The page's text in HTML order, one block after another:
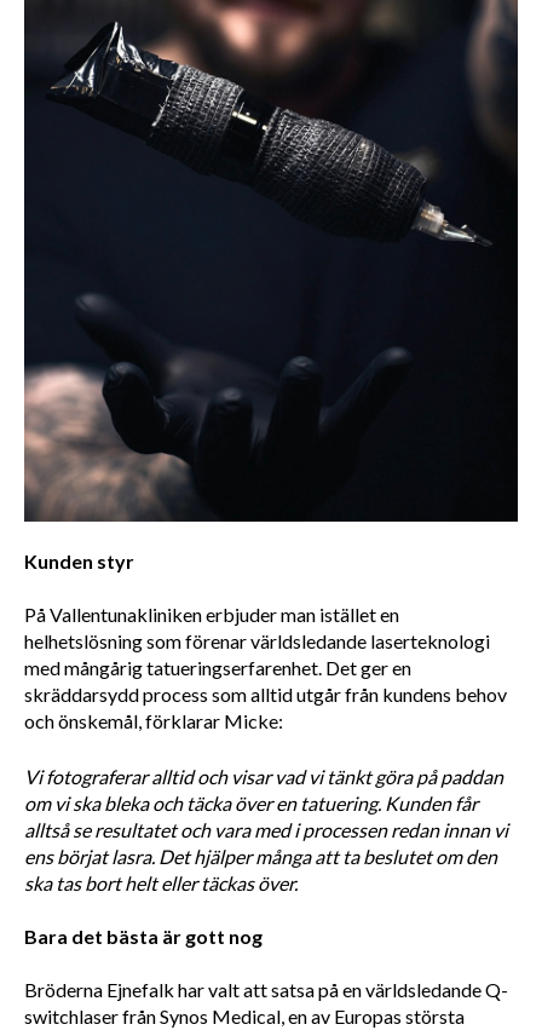
Kunden styr
På Vallentunakliniken erbjuder man istället en
helhetslösning som förenar världsledande laserteknologi
med mångårig tatueringserfarenhet. Det ger en
skräddarsydd process som alltid utgår från kundens behov
och önskemål, förklarar Micke:
Vi fotograferar alltid och visar vad vi tänkt göra på paddan
om vi ska bleka och täcka över en tatuering. Kunden får
alltså se resultatet och vara med i processen redan innan vi
ens börjat lasra. Det hjälper många att ta beslutet om den
ska tas bort helt eller täckas över.
Bara det bästa är gott nog
Bröderna Ejnefalk har valt att satsa på en världsledande Q-
switchlaser från Synos Medical, en av Europas största